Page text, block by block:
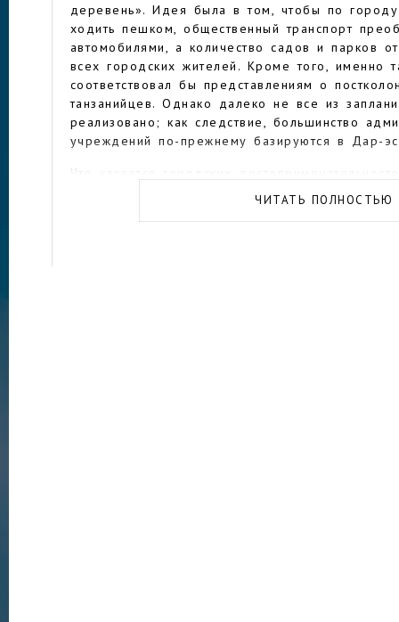
деревень». Идея была в том, чтобы по
ходить пешком, общественный транспорт
автомобилями, а количество садов и парков
всех городских жителей. Кроме того, именно
соответствовал бы представлениям о
танзанийцев. Однако далеко не все из
реализовано; как следствие, большинство
учреждений по-прежнему базируются в Дар-
Что касается городских
их не то чтобы много. Обязательно стоит
ЧИТАТЬ ПОЛНОСТЬЮ